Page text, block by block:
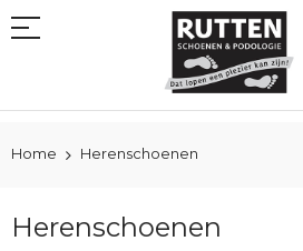
naar
Home Herenschoenen
Herenschoenen